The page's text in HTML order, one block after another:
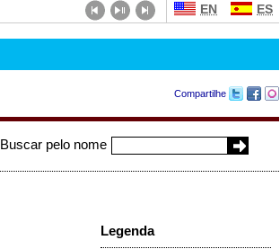
EN ES
Compartilhe
Buscar pelo nome
Legenda